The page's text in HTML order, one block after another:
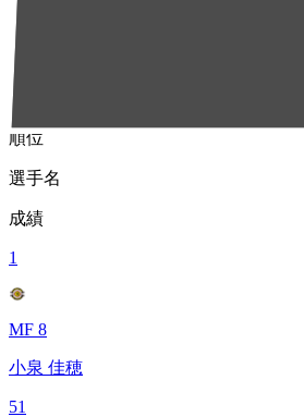
順位
選手名
成績
1
MF 8
小泉 佳穂
51